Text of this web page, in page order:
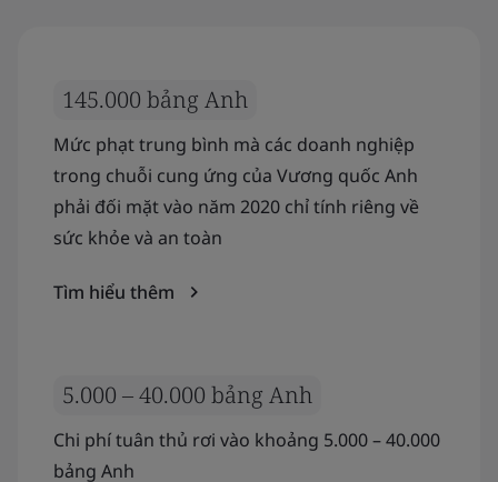
145.000 bảng Anh
Mức phạt trung bình mà các doanh nghiệp
trong chuỗi cung ứng của Vương quốc Anh
phải đối mặt vào năm 2020 chỉ tính riêng về
sức khỏe và an toàn
Tìm hiểu thêm
5.000 – 40.000 bảng Anh
Chi phí tuân thủ rơi vào khoảng 5.000 – 40.000
bảng Anh